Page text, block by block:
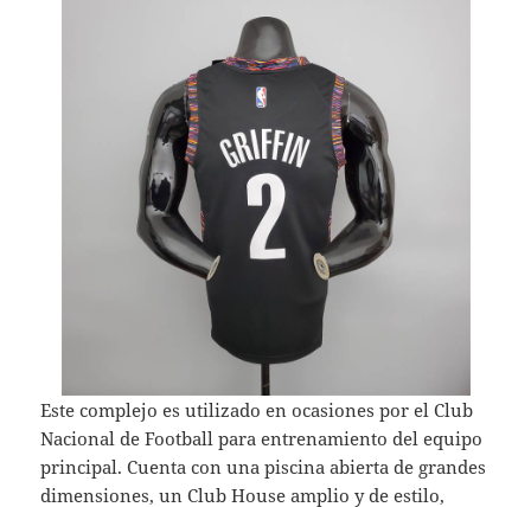
Este complejo es utilizado en ocasiones por el Club
Nacional de Football para entrenamiento del equipo
principal. Cuenta con una piscina abierta de grandes
dimensiones, un Club House amplio y de estilo,